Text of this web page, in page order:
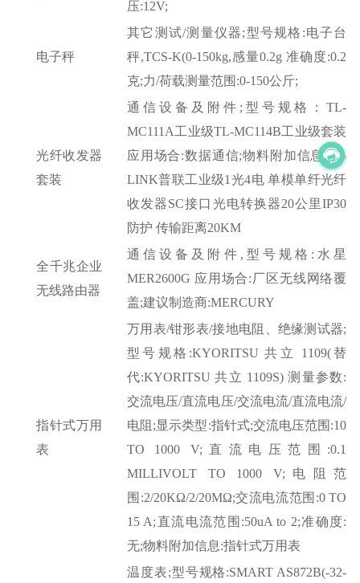
压:12V;
电子秤
其它测试/测量仪器;型号规格:电子台
秤,TCS-K(0-150kg,感量0.2g 准确度:0.2
克;力/荷载测量范围:0-150公斤;
光纤收发器
套装
通信设备及附件 ;型号规格：TL-
MC111A工业级TL-MC114B工业级套装
应用场合:数据通信;物料附加信息:TP-
LINK普联工业级1光4电 单模单纤光纤
收发器SC接口光电转换器20公里IP30
防护 传输距离20KM
全千兆企业
无线路由器
通信设备及附件 ,型号规格:水星
MER2600G 应用场合:厂区无线网络覆
盖;建议制造商:MERCURY
指针式万用
表
万用表/钳形表/接地电阻、绝缘测试器;
型号规格:KYORITSU 共立 1109(替
代:KYORITSU 共立 1109S) 测量参数:
交流电压/直流电压/交流电流/直流电流/
电阻;显示类型:指针式;交流电压范围:10
TO 1000 V;直流电压范围:0.1
MILLIVOLT TO 1000 V;电阻范
围:2/20KΩ/2/20MΩ;交流电流范围:0 TO
15 A;直流电流范围:50uA to 2;准确度:
无;物料附加信息:指针式万用表
温度表;型号规格:SMART AS872B(-32-